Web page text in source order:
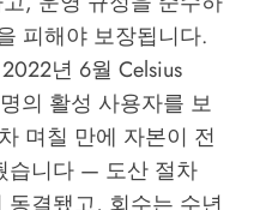
피해야 보장됩니다.
년 6월 Celsius
의 활성 사용자를 보
며칠 만에 자본이 전
습니다 — 도산 절차